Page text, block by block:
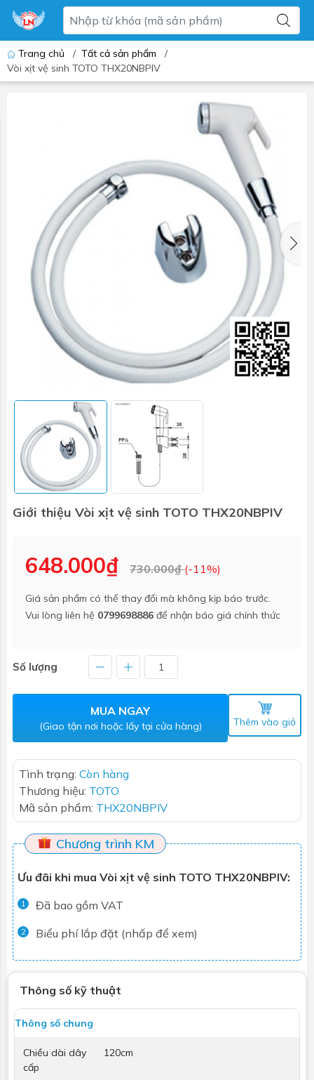
Trang chủ / Tất cả sản phẩm
/
Vòi xịt vệ sinh TOTO THX20NBPIV
Giới thiệu Vòi xịt vệ sinh TOTO THX20NBPIV
648.000₫ 730.000₫(-11%)
Giá sản phẩm có thể thay đổi mà không kịp báo trước.
Vui lòng liên hệ 0799698886 để nhận báo giá chính thức
Số lượng
MUA NGAY
(Giao tận nơi hoặc lấy tại cửa hàng) Thêm vào giỏ
Tình trạng: Còn hàng
Thương hiệu: TOTO
Mã sản phẩm: THX20NBPIV
Chương trình KM
Ưu đãi khi mua Vòi xịt vệ sinh TOTO THX20NBPIV:
1 Đã bao gồm VAT
2 Biểu phí lắp đặt (nhấp để xem)
Thông số kỹ thuật
Thông số chung
Chiều dài dây
cấp
120cm